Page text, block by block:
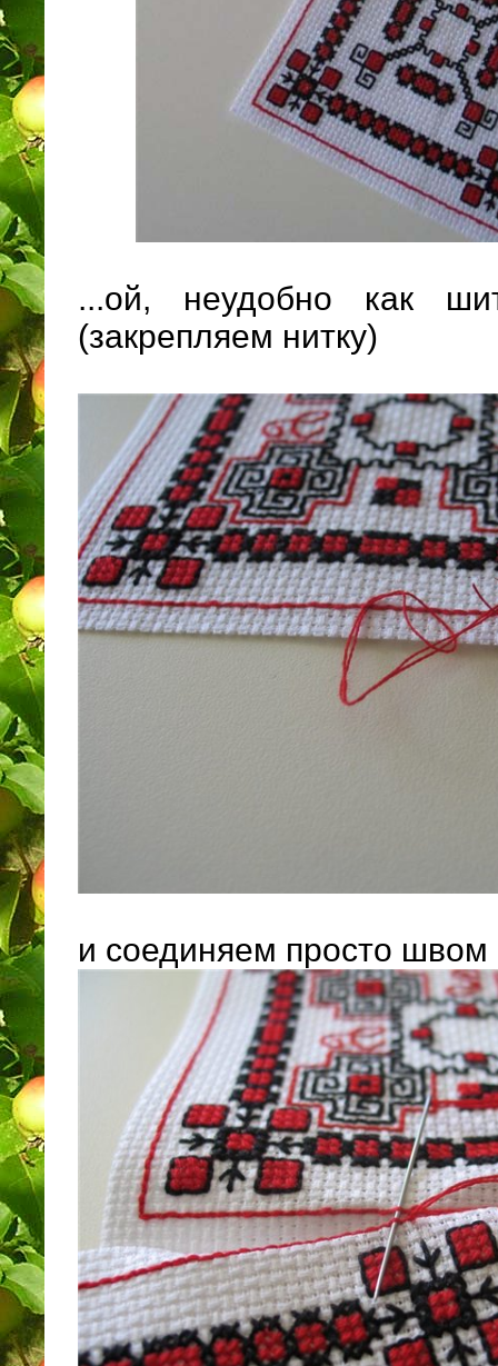
...ой, неудобно как
(закрепляем нитку)
и соединяем просто